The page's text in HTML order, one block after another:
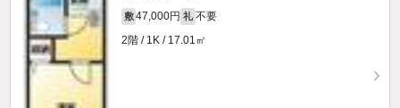
敷 47,000円 礼 不要
2階 / 1K / 17.01㎡